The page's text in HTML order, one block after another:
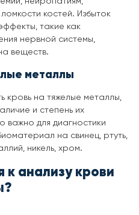
костей. Избыток
такие как
нервной системы,
веществ.
металлы
кровь на тяжелые металлы,
и степень их
важно для диагностики
на свинец, ртуть,
никель, хром.
к анализу крови
?